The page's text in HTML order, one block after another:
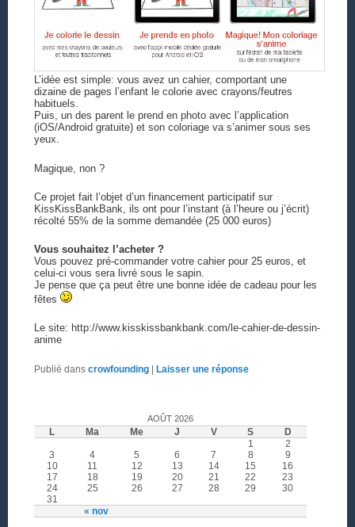
L’idée est simple: vous avez un cahier, comportant une
dizaine de pages l’enfant le colorie avec crayons/feutres
habituels.
Puis, un des parent le prend en photo avec l’application
(iOS/Android gratuite) et son coloriage va s’animer sous ses
yeux.
Magique, non ?
Ce projet fait l’objet d’un financement participatif sur
KissKissBankBank, ils ont pour l’instant (à l’heure ou j’écrit)
récolté 55% de la somme demandée (25 000 euros)
Vous souhaitez l’acheter ?
Vous pouvez pré-commander votre cahier pour 25 euros, et
celui-ci vous sera livré sous le sapin.
Je pense que ça peut être une bonne idée de cadeau pour les
fêtes
Le site: http://www.kisskissbankbank.com/le-cahier-de-dessin-
anime
Publié dans crowfounding Laisser une réponse
AOÛT 2026
L Ma Me J V S D
« nov
1
2
3
4 5 6 7 8
9
10
11 12 13 14 15
16
17
18 19 20 21 22
23
24
25 26 27 28 29
30
31